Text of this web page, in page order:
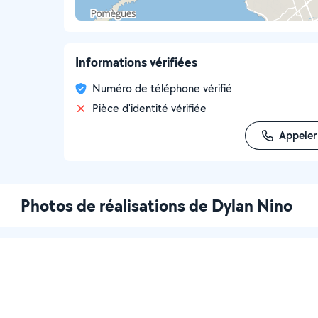
Informations vérifiées
Numéro de téléphone vérifié
Pièce d'identité vérifiée
Appeler
Photos de réalisations de Dylan Nino